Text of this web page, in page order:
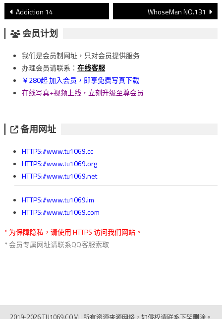
文
章
導
覽
Addiction 14 WhoseMan NO.131
会员计划
我们是会员制网址，只对会员提供服务
办理会员请联系： 在线客服
￥280起 加入会员，即享免费写真下载
在线写真+视频上线，立刻升级至尊会员
备用网址
HTTPS://www.tu1069.cc
HTTPS://www.tu1069.org
HTTPS://www.tu1069.net
HTTPS://www.tu1069.im
HTTPS://www.tu1069.com
* 为保障隐私，请使用 HTTPS 访问我们网站。
* 会员专属网址请联系QQ客服索取